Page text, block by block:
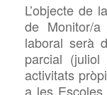
L’objecte de
de Monitor/
laboral serà
parcial
activitats
a les Escoles